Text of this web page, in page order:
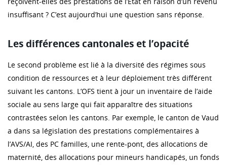
insuffisant ? C’est aujourd’hui une question sans réponse.
Les différences cantonales et l’opacité
Le second problème est lié à la diversité des régimes sous
condition de ressources et à leur déploiement très différent
suivant les cantons. L’OFS tient à jour un inventaire de l’aide
sociale au sens large qui fait apparaître des situations
contrastées selon les cantons. Par exemple, le canton de Vaud
a dans sa législation des prestations complémentaires à
l’AVS/AI, des PC familles, une rente-pont, des allocations de
maternité, des allocations pour mineurs handicapés, un fonds